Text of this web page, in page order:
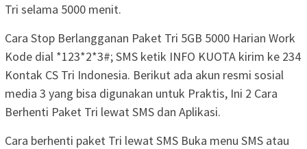
Tri selama 5000 menit.
Cara Stop Berlangganan Paket Tri 5GB 5000 Harian Work
Kode dial *123*2*3#; SMS ketik INFO KUOTA kirim ke 234
Kontak CS Tri Indonesia. Berikut ada akun resmi sosial
media 3 yang bisa digunakan untuk Praktis, Ini 2 Cara
Berhenti Paket Tri lewat SMS dan Aplikasi.
Cara berhenti paket Tri lewat SMS Buka menu SMS atau